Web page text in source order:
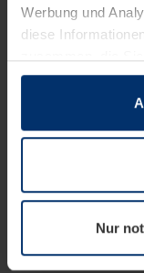
Werbung und
diese
sie im Rahmen
wenn diese für
notwendig sind.
wir Ihre Erlaubnis.
widerrufen.
Nur